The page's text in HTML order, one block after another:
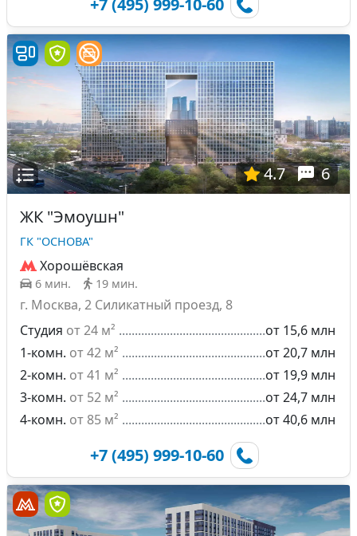
4.7
6
ЖК "Эмоушн"
ГК "ОСНОВА"
Хорошёвская
6 мин. 19 мин.
г. Москва, 2 Силикатный проезд, 8
Студия от 24 м²
от 15,6 млн
1-комн. от 42 м²
от 20,7 млн
2-комн. от 41 м²
от 19,9 млн
3-комн. от 52 м²
от 24,7 млн
4-комн. от 85 м² от 40,6 млн
+7 (495) 999-10-60